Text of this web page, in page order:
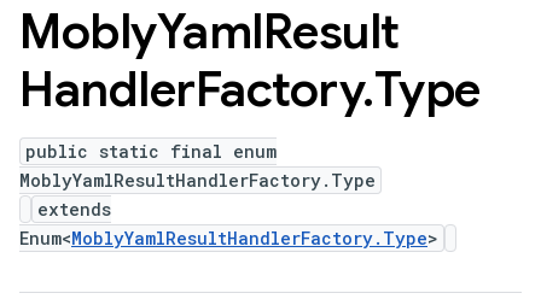
MoblyYamlResult
HandlerFactory.Type
public static final enum
MoblyYamlResultHandlerFactory.Type
extends
Enum<MoblyYamlResultHandlerFactory.Type>